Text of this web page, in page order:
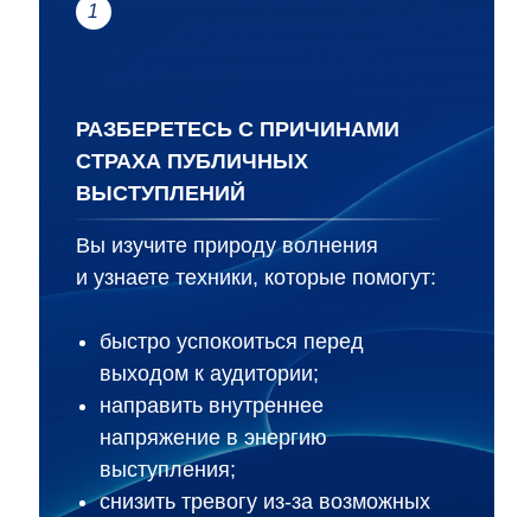
1
РАЗБЕРЕТЕСЬ С ПРИЧИНАМИ
СТРАХА ПУБЛИЧНЫХ
ВЫСТУПЛЕНИЙ
Вы изучите природу волнения
и узнаете техники, которые помогут:
быстро успокоиться перед
выходом к аудитории;
направить внутреннее
напряжение в энергию
выступления;
снизить тревогу из‑за возможных